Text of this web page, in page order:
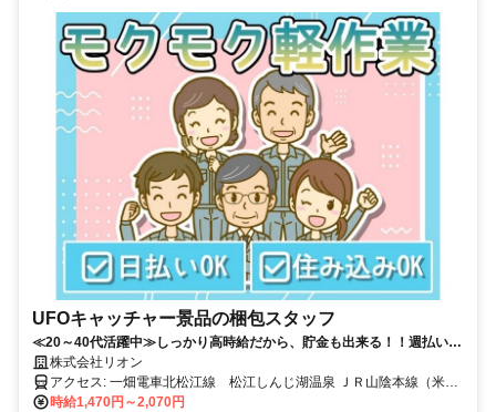
UFOキャッチャー景品の梱包スタッフ
≪20～40代活躍中≫しっかり高時給だから、貯金も出来る！！週払い
OKで計画的にお金を管理。無理なく働ける環境！
株式会社リオン
アクセス: 一畑電車北松江線 松江しんじ湖温泉 ＪＲ山陰本線（米子-
幡生） 松江 ＪＲ山陰本線（米子-幡生） 乃木
時給1,470円～2,070円